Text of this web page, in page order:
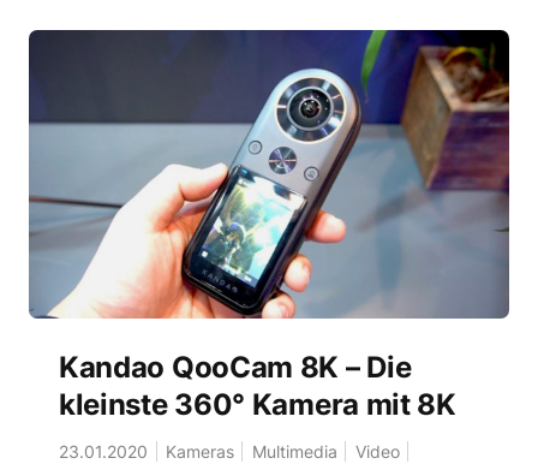
Kandao QooCam 8K – Die
kleinste 360° Kamera mit 8K
23.01.2020 Kameras Multimedia Video